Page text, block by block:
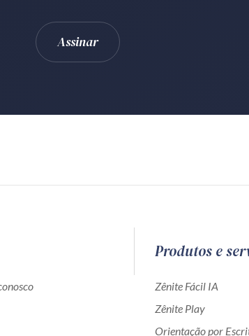
Produtos e
Zênite Fácil IA
Zênite Play
Orientação por